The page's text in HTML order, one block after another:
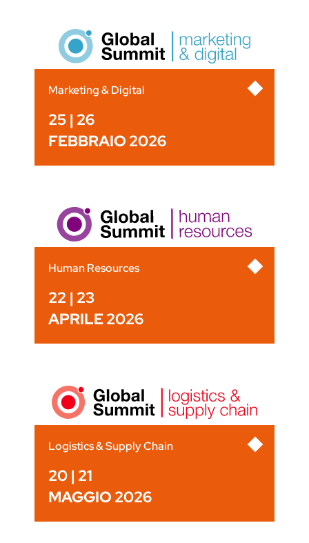
Marketing & Digital
25 | 26
FEBBRAIO 2026
Human Resources
22 | 23
APRILE 2026
Logistics & Supply Chain
20 | 21
MAGGIO 2026